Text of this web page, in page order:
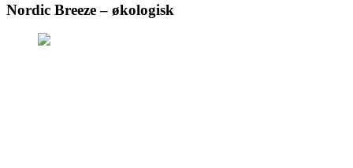
Nordic Breeze – økologisk